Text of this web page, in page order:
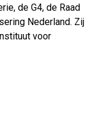
de G4, de Raad
Nederland. Zij
voor